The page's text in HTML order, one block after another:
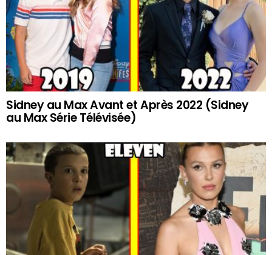
Sidney au Max Avant et Après 2022 (Sidney
au Max Série Télévisée)